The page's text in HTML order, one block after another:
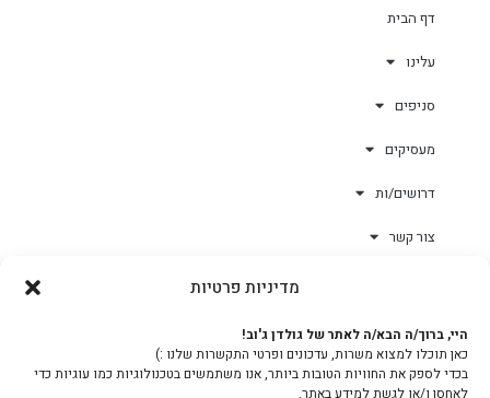
מדיניות פרטיות
היי, ברוך/ה הבא/ה לאתר של גולדן ג'וב!
כאן תוכלו למצוא משרות, עדכונים ופרטי התקשרות שלנו :)
בכדי לספק את החוויות הטובות ביותר, אנו משתמשים בטכנולוגיות כמו עוגיות כדי
לאחסן ו/או לגשת למידע באתר.
דף הבית
עלינו
סניפים
מעסיקים
דרושים/ות
צור קשר
צוות